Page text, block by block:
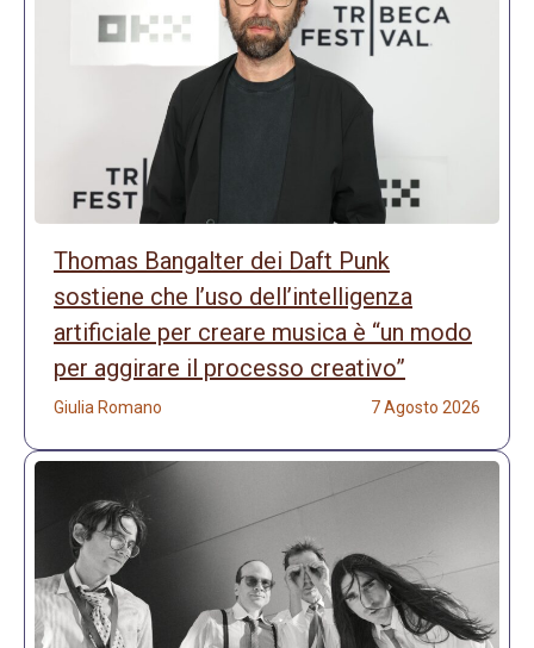
Thomas Bangalter dei Daft Punk
sostiene che l’uso dell’intelligenza
artificiale per creare musica è “un modo
per aggirare il processo creativo”
Giulia Romano 7 Agosto 2026